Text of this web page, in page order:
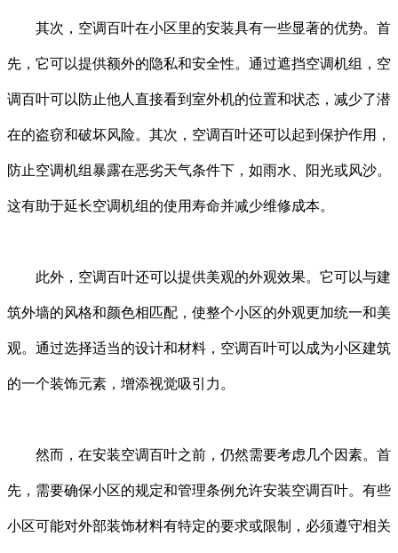
其次，空调百叶在小区里的安装具有一些显著的优势。首
先，它可以提供额外的隐私和安全性。通过遮挡空调机组，空
调百叶可以防止他人直接看到室外机的位置和状态，减少了潜
在的盗窃和破坏风险。其次，空调百叶还可以起到保护作用，
防止空调机组暴露在恶劣天气条件下，如雨水、阳光或风沙。
这有助于延长空调机组的使用寿命并减少维修成本。
此外，空调百叶还可以提供美观的外观效果。它可以与建
筑外墙的风格和颜色相匹配，使整个小区的外观更加统一和美
观。通过选择适当的设计和材料，空调百叶可以成为小区建筑
的一个装饰元素，增添视觉吸引力。
然而，在安装空调百叶之前，仍然需要考虑几个因素。首
先，需要确保小区的规定和管理条例允许安装空调百叶。有些
小区可能对外部装饰材料有特定的要求或限制，必须遵守相关